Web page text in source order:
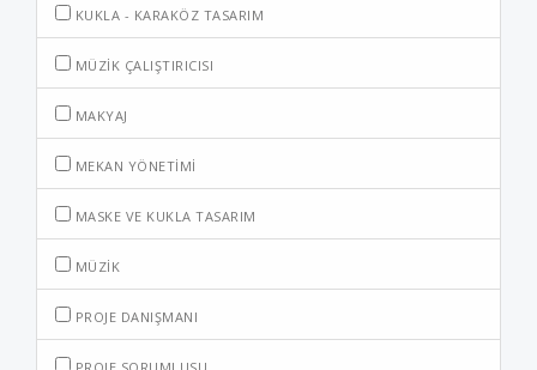
KUKLA - KARAKÖZ TASARIM
MÜZIK ÇALIŞTIRICISI
MAKYAJ
MEKAN YÖNETIMI
MASKE VE KUKLA TASARIM
MÜZIK
PROJE DANIŞMANI